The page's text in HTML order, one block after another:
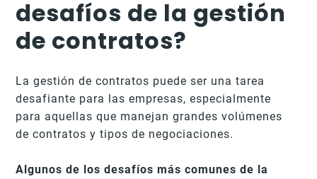
desafíos de la gestión
de contratos?
La gestión de contratos puede ser una tarea
desafiante para las empresas, especialmente
para aquellas que manejan grandes volúmenes
de contratos y tipos de negociaciones.
Algunos de los desafíos más comunes de la